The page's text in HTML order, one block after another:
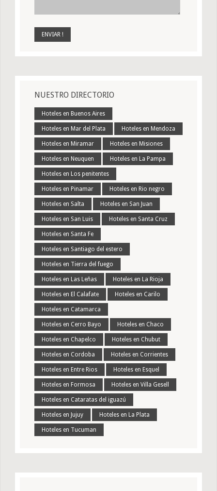
NUESTRO DIRECTORIO
Hoteles en Buenos Aires
Hoteles en Mar del Plata Hoteles en Mendoza
Hoteles en Miramar Hoteles en Misiones
Hoteles en Neuquen Hoteles en La Pampa
Hoteles en Los penitentes
Hoteles en Pinamar Hoteles en Rio negro
Hoteles en Salta Hoteles en San Juan
Hoteles en San Luis Hoteles en Santa Cruz
Hoteles en Santa Fe
Hoteles en Santiago del estero
Hoteles en Tierra del fuego
Hoteles en Las Leñas Hoteles en La Rioja
Hoteles en El Calafate Hoteles en Carilo
Hoteles en Catamarca
Hoteles en Cerro Bayo Hoteles en Chaco
Hoteles en Chapelco Hoteles en Chubut
Hoteles en Cordoba Hoteles en Corrientes
Hoteles en Entre Rios Hoteles en Esquel
Hoteles en Formosa Hoteles en Villa Gesell
Hoteles en Cataratas del iguazú
Hoteles en Jujuy Hoteles en La Plata
Hoteles en Tucuman